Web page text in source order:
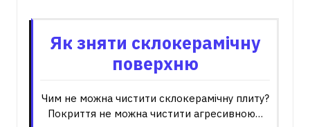
Як зняти склокерамічну
поверхню
Чим не можна чистити склокерамічну плиту?
Покриття не можна чистити агресивною…